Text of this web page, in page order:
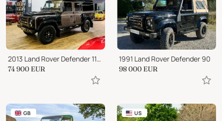
2013 Land Rover Defender 110 2.2 TD4 E Utility
74 900 EUR
1991 Land Rover Defender 90
98 000 EUR
GB US